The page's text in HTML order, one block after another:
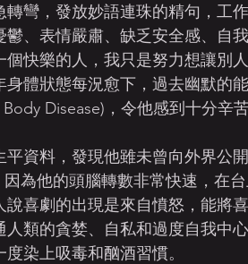
彎，發放妙語連珠的精句，工
、表情嚴肅、缺乏安全感、自
快樂的人，我只是努力想讓別
體狀態每況愈下，過去幽默的
Disease)，令他感到十分辛苦
資料，發現他雖未曾向外界公
為他的頭腦轉數非常快速，在
喜劇的出現是來自憤怒，能將
類的貪婪、自私和過度自我中
染上吸毒和酗酒習慣。